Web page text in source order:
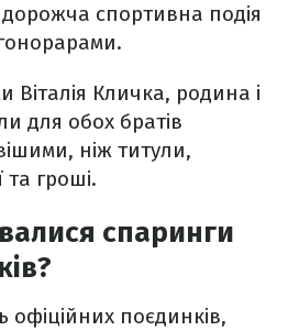
спортивна подія
Віталія Кличка, родина і
для обох братів
ніж титули,
та гроші.
спаринги
офіційних поєдинків,